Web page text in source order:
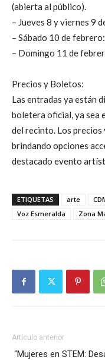
(abierta al público).
– Jueves 8 y viernes 9
– Sábado 10 de
– Domingo 11 de
Precios y Boletos:
Las entradas ya están
boletera oficial, ya sea
del recinto. Los
brindando opciones
destacado evento
ETIQUETAS arte
Voz Esmeralda
Zona
Artículo anterior
“Mujeres en STEM: